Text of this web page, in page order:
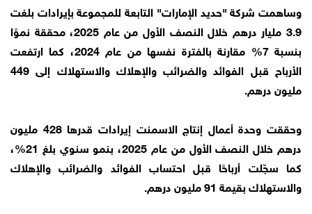
وساهمت شركة "حديد الإمارات" التابعة للمجموعة بإيرادات بلغت
3.9 مليار درهم خلال النصف الأول من عام 2025، محققة نموًا
بنسبة 7% مقارنة بالفترة نفسها من عام 2024، كما ارتفعت
الأرباح قبل الفوائد والضرائب والإهلاك والاستهلاك إلى 449
مليون درهم.
وحققت وحدة أعمال إنتاج الاسمنت إيرادات قدرها 428 مليون
درهم خلال النصف الأول من عام 2025، بنمو سنوي بلغ 21%،
كما سجّلت أرباحًا قبل احتساب الفوائد والضرائب والإهلاك
والاستهلاك بقيمة 91 مليون درهم.